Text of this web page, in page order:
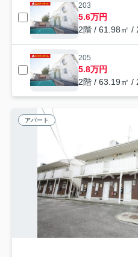
203
5.6万円
2階 / 61.98㎡ /
205
5.8万円
2階 / 63.19㎡ /
アパート